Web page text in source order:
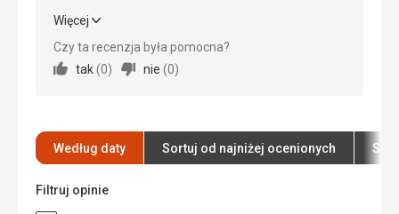
Plaża
Piękna piaszczysta plaża
Zakwaterowanie
Świetnie, nie ma problemu
Na wysokim poziomie
Najpiękniejsze święto.
Wyżywienie
Usługi 5,0/ 5
Cena
Więcej
Czy ta recenzja była pomocna?
tak(0) nie (0)
Według daty Sortuj od najniżej ocenionych
Filtruj opinie